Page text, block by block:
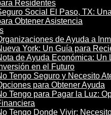
Residentes
Social El Paso, TX:
Obtener Asistencia
de Ayuda a
York: Un Guía para
de Ayuda Económica: Un
en el Futuro
Tengo Seguro y Necesito
para Obtener Ayuda
Tengo para Pagar la Luz:
Tengo Donde Vivir: